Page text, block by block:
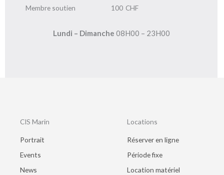
Membre soutien
100 CHF
Lundi – Dimanche 08H00 – 23H00
CIS Marin
Portrait
Events
News
Locations
Réserver en ligne
Période fixe
Location matériel